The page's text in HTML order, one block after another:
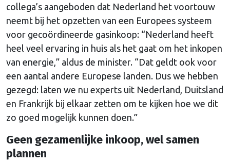
collega’s aangeboden dat Nederland het voortouw
neemt bij het opzetten van een Europees systeem
voor gecoördineerde gasinkoop: “Nederland heeft
heel veel ervaring in huis als het gaat om het inkopen
van energie,” aldus de minister. “Dat geldt ook voor
een aantal andere Europese landen. Dus we hebben
gezegd: laten we nu experts uit Nederland, Duitsland
en Frankrijk bij elkaar zetten om te kijken hoe we dit
zo goed mogelijk kunnen doen.”
Geen gezamenlijke inkoop, wel samen
plannen